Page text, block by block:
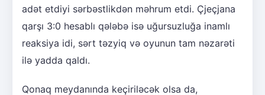
adət etdiyi sərbəstlikdən məhrum etdi. Çjeçjana
qarşı 3:0 hesablı qələbə isə uğursuzluğa inamlı
reaksiya idi, sərt təzyiq və oyunun tam nəzarəti
ilə yadda qaldı.
Qonaq meydanında keçiriləcək olsa da,